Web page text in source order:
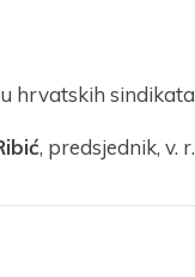
hrvatskih sindikata
, predsjednik, v. r.